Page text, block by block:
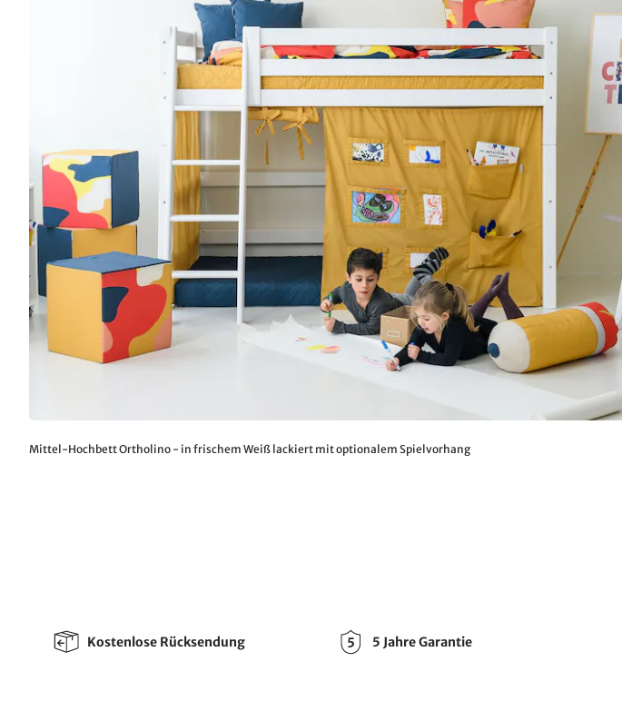
Mittel-Hochbett Ortholino - in frischem Weiß lackiert mit optionalem Spielvorhang
Kostenlose Rücksendung 5 Jahre Garantie